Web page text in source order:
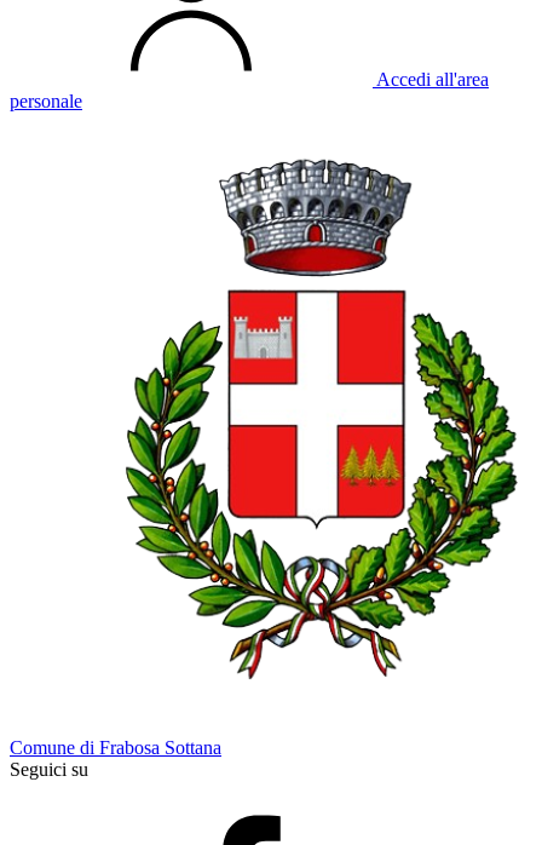
Accedi all'area
personale
Comune di Frabosa Sottana
Seguici su